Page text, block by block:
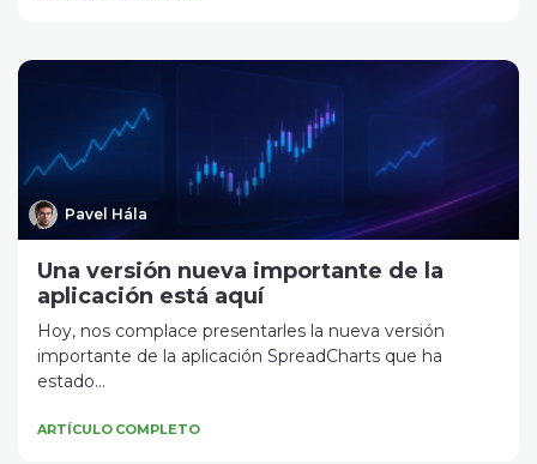
Pavel Hála
Una versión nueva importante de la
aplicación está aquí
Hoy, nos complace presentarles la nueva versión
importante de la aplicación SpreadCharts que ha
estado...
ARTÍCULO COMPLETO